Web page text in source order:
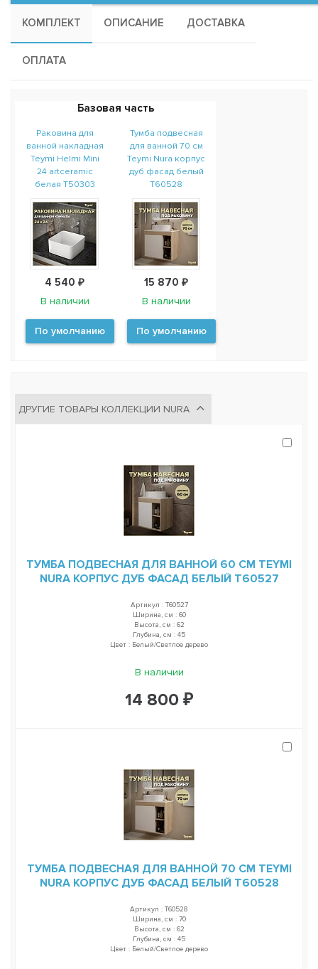
КОМПЛЕКТ ОПИСАНИЕ ДОСТАВКА
ОПЛАТА
Базовая часть
Раковина для
ванной накладная
Teymi Helmi Mini
24 artceramic
белая T50303
4 540 ₽
В наличии
По умолчанию
Тумба подвесная
для ванной 70 см
Teymi Nura корпус
дуб фасад белый
T60528
15 870 ₽
В наличии
По умолчанию
ДРУГИЕ ТОВАРЫ КОЛЛЕКЦИИ NURA
ТУМБА ПОДВЕСНАЯ ДЛЯ ВАННОЙ 60 СМ TEYMI
NURA КОРПУС ДУБ ФАСАД БЕЛЫЙ T60527
Артикул : T60527
Ширина, см : 60
Высота, см : 62
Глубина, см : 45
Цвет : Белый/Светлое дерево
В наличии
14 800 ₽
ТУМБА ПОДВЕСНАЯ ДЛЯ ВАННОЙ 70 СМ TEYMI
NURA КОРПУС ДУБ ФАСАД БЕЛЫЙ T60528
Артикул : T60528
Ширина, см : 70
Высота, см : 62
Глубина, см : 45
Цвет : Белый/Светлое дерево